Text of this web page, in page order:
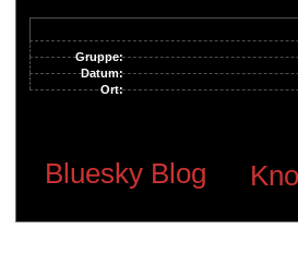
Gruppe:
Datum:
Ort:
Bluesky Blog